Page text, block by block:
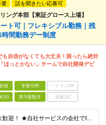
要 話を聞きたい応募可
グ本部【東証グロース上場】
ト可｜フレキシブル勤務｜残
間勤務デー制度
も自信がなくても大丈夫！困ったら絶対
ほっとかない」チームで自社開発デビ
迎 学歴不問 ベテランOK
2日 賞与複数月 面接1回
★未経験の方大歓迎！ ★自社サービスの会社でIT業界デビューを目指しましょう◎ ■学歴不問 ＼以下のような方大歓迎／ ◎ITの仕事に興味がある ◎エンジニアとしてキャリアを築きたい ◎社会貢献性の高